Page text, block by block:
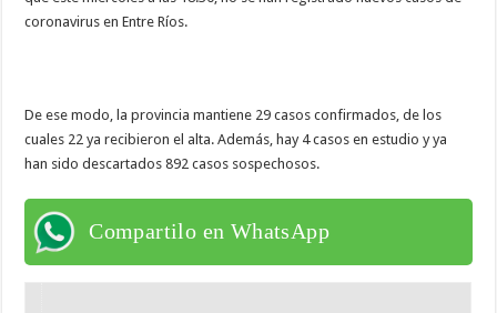
coronavirus en Entre Ríos.
De ese modo, la provincia mantiene 29 casos confirmados, de los
cuales 22 ya recibieron el alta. Además, hay 4 casos en estudio y ya
han sido descartados 892 casos sospechosos.
Compartilo en WhatsApp